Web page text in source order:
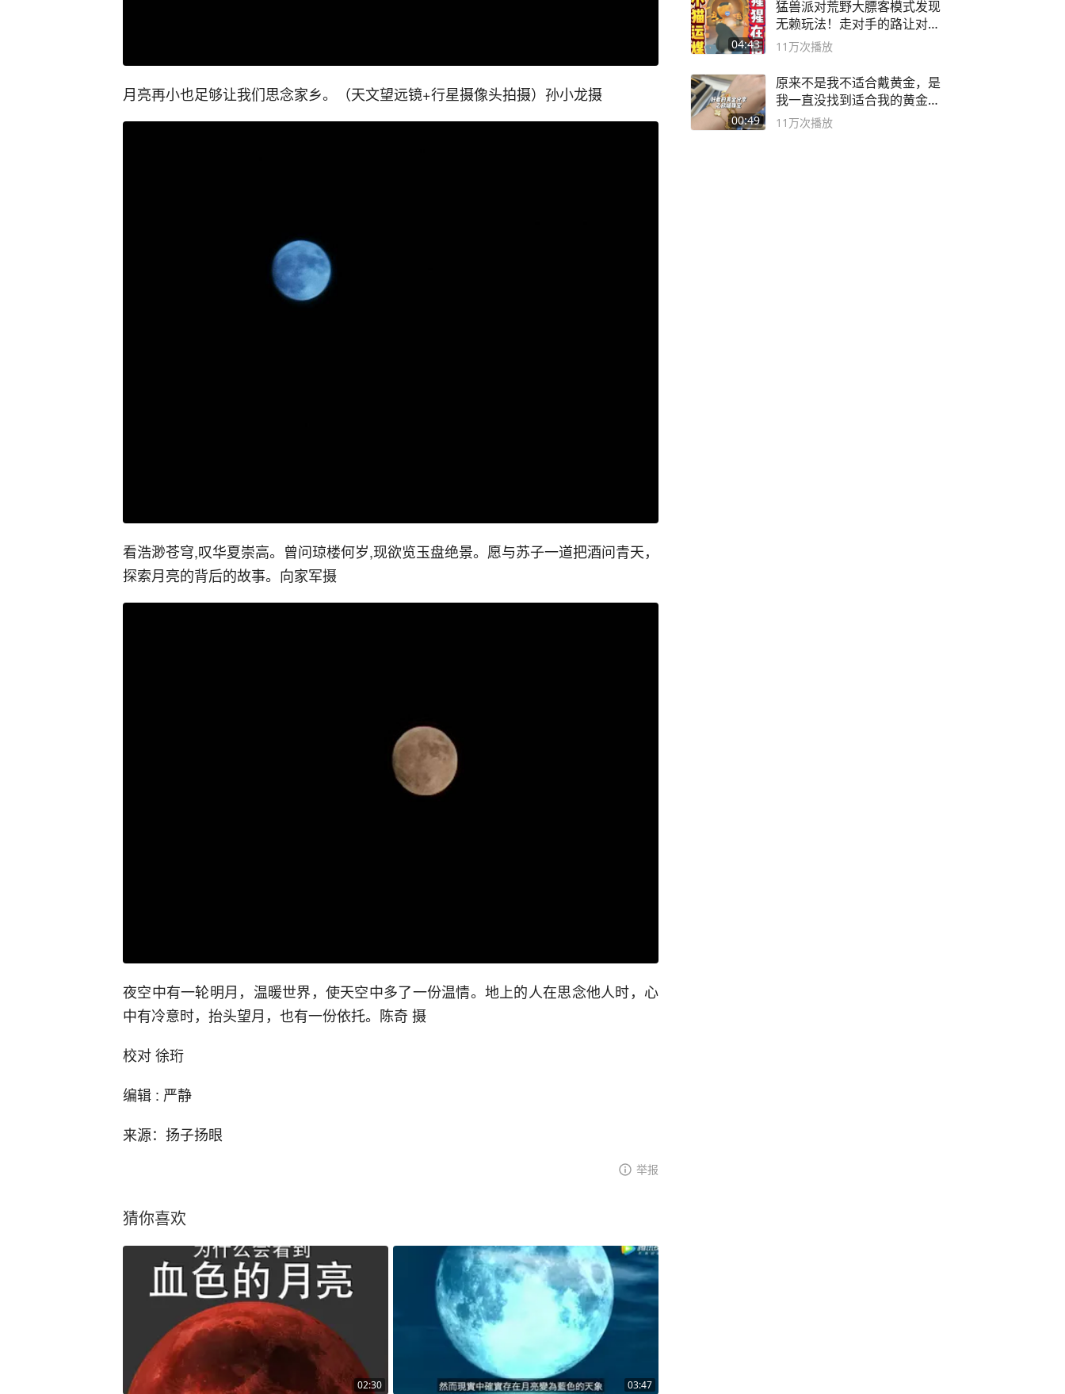
月亮再小也足够让我们思念家乡。（天文望远镜+行星摄像头拍摄）孙小龙摄
看浩渺苍穹,叹华夏崇高。曾问琼楼何岁,现欲览玉盘绝景。愿与苏子一道把酒问青天，
探索月亮的背后的故事。向家军摄
夜空中有一轮明月，温暖世界，使天空中多了一份温情。地上的人在思念他人时，心
中有冷意时，抬头望月，也有一份依托。陈奇 摄
校对 徐珩
编辑 : 严静
来源：扬子扬眼
举报
猜你喜欢
02:30 03:47
04:43
猛兽派对荒野大膘客模式发现
无赖玩法！走对手的路让对手
无路可走
11万次播放
00:49
原来不是我不适合戴黄金，是
我一直没找到适合我的黄金
😭
11万次播放